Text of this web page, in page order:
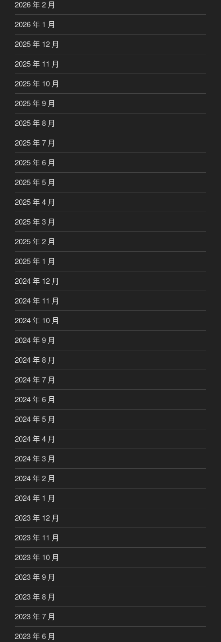
2026 年 2 月
2026 年 1 月
2025 年 12 月
2025 年 11 月
2025 年 10 月
2025 年 9 月
2025 年 8 月
2025 年 7 月
2025 年 6 月
2025 年 5 月
2025 年 4 月
2025 年 3 月
2025 年 2 月
2025 年 1 月
2024 年 12 月
2024 年 11 月
2024 年 10 月
2024 年 9 月
2024 年 8 月
2024 年 7 月
2024 年 6 月
2024 年 5 月
2024 年 4 月
2024 年 3 月
2024 年 2 月
2024 年 1 月
2023 年 12 月
2023 年 11 月
2023 年 10 月
2023 年 9 月
2023 年 8 月
2023 年 7 月
2023 年 6 月